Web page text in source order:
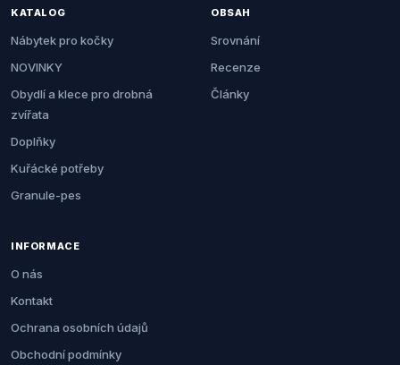
KATALOG
Nábytek pro kočky
NOVINKY
Obydlí a klece pro drobná
zvířata
Doplňky
Kuřácké potřeby
Granule-pes
OBSAH
Srovnání
Recenze
Články
INFORMACE
O nás
Kontakt
Ochrana osobních údajů
Obchodní podmínky